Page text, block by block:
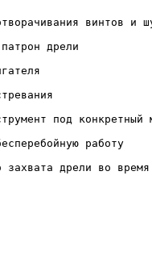
винтов и
дрели
под конкретный
работу
дрели во время